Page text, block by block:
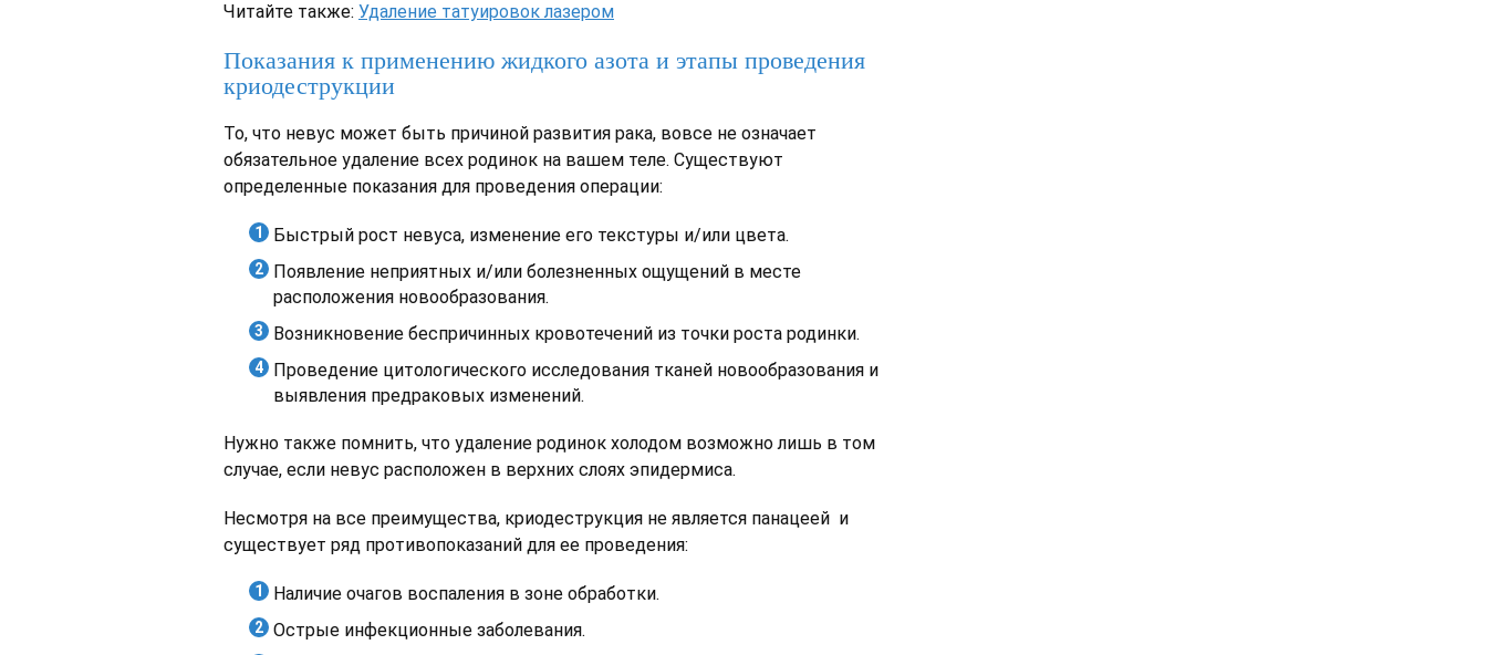
Читайте также: Удаление татуировок лазером
Показания к применению жидкого азота и этапы проведения
криодеструкции
То, что невус может быть причиной развития рака, вовсе не означает
обязательное удаление всех родинок на вашем теле. Существуют
определенные показания для проведения операции:
Быстрый рост невуса, изменение его текстуры и/или цвета.
Появление неприятных и/или болезненных ощущений в месте
расположения новообразования.
Возникновение беспричинных кровотечений из точки роста родинки.
Проведение цитологического исследования тканей новообразования и
выявления предраковых изменений.
Нужно также помнить, что удаление родинок холодом возможно лишь в том
случае, если невус расположен в верхних слоях эпидермиса.
Несмотря на все преимущества, криодеструкция не является панацеей и
существует ряд противопоказаний для ее проведения:
Наличие очагов воспаления в зоне обработки.
Острые инфекционные заболевания.